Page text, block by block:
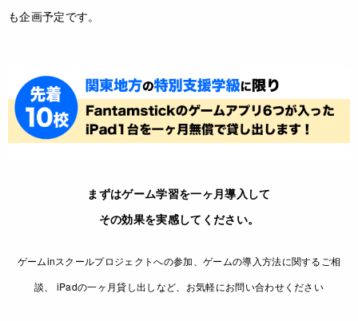
も企画予定です。
まずはゲーム学習を一ヶ月導入して
その効果を実感してください。
ゲームinスクールプロジェクトへの参加、ゲームの導入方法に関するご相
談、 iPadの一ヶ月貸し出しなど、お気軽にお問い合わせください